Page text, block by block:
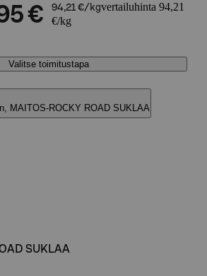
€ 94,21 €/kgvertailuhinta 94,21
€/kg
Valitse toimitustapa
MAITOS-ROCKY ROAD SUKLAA
SUKLAA